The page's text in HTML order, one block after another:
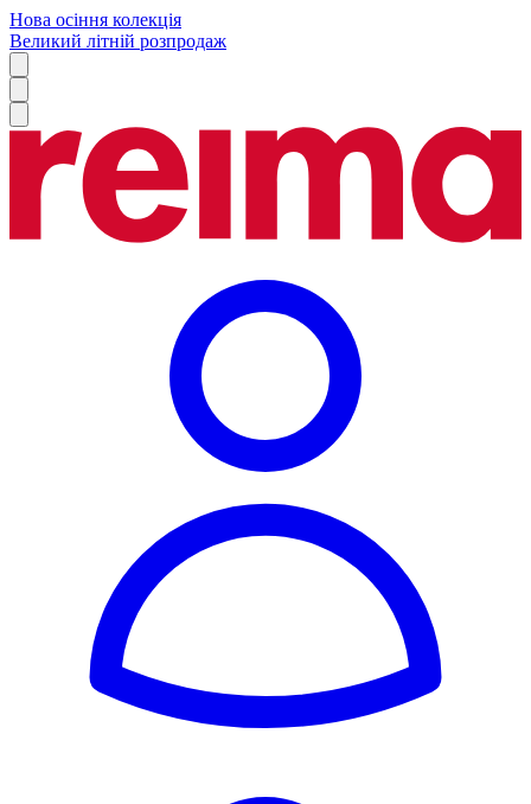
Нова осіння колекція
Великий літній розпродаж